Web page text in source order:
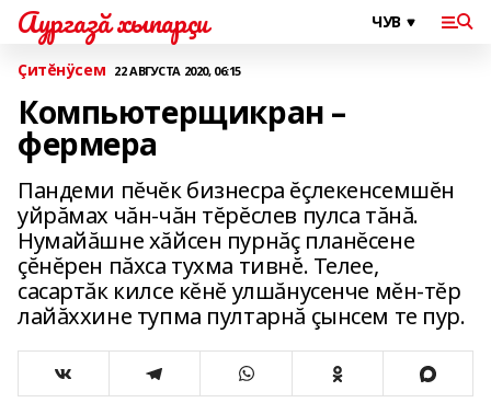
Аургазă хыпарçи
Çитĕнÿсем 22 АВГУСТА 2020, 06:15
Компьютерщикран –
фермера
Пандеми пĕчĕк бизнесра ĕçлекенсемшĕн
уйрăмах чăн-чăн тĕрĕслев пулса тăнă.
Нумайăшне хăйсен пурнăç планĕсене
çĕнĕрен пăхса тухма тивнĕ. Телее,
сасартăк килсе кĕнĕ улшăнусенче мĕн-тĕр
лайăххине тупма пултарнă çынсем те пур.